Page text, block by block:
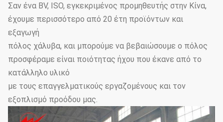
Σαν ένα BV, ISO, εγκεκριμένος προμηθευτής στην Κίνα,
έχουμε περισσότερο από 20 έτη προϊόντων και
εξαγωγή
πόλος χάλυβα, και μπορούμε να βεβαιώσουμε ο πόλος
προσφέραμε είναι ποιότητας ήχου που έκανε από το
κατάλληλο υλικό
με τους επαγγελματικούς εργαζομένους και τον
εξοπλισμό προόδου μας.